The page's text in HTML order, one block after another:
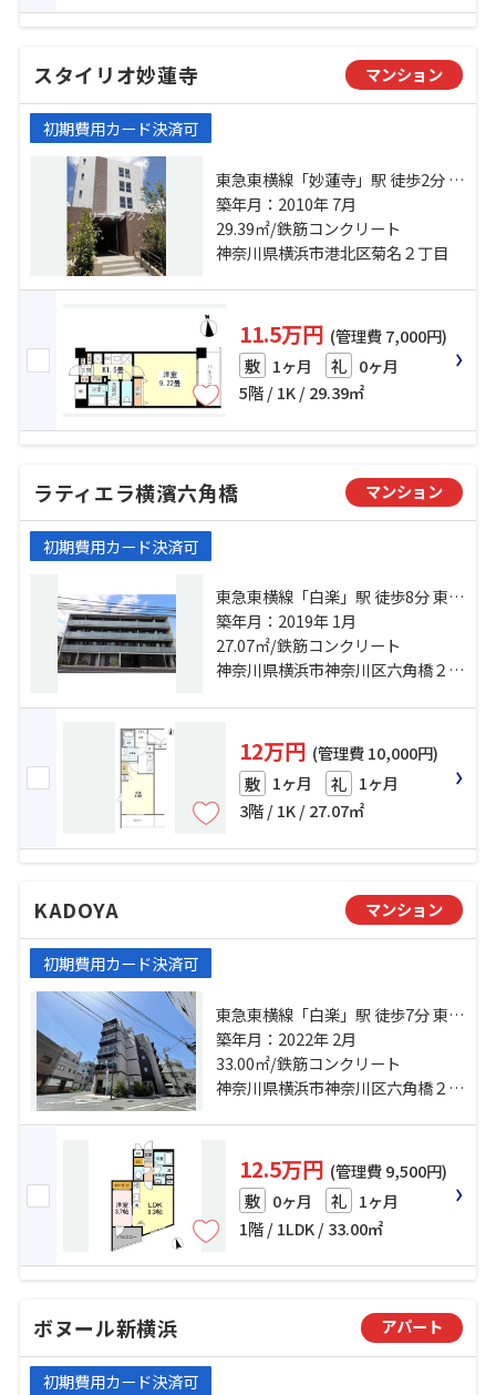
スタイリオ妙蓮寺 マンション
初期費用カード決済可
東急東横線「妙蓮寺」駅 徒歩2分 横
浜線「菊名」駅 徒歩18分 東急東横
線「白楽」駅 徒歩22分
築年月：2010年 7月
29.39㎡/鉄筋コンクリート
神奈川県横浜市港北区菊名２丁目
11.5万円 (管理費 7,000円)
敷 1ヶ月 礼 0ヶ月
5階 / 1K / 29.39㎡
ラティエラ横濱六角橋 マンション
初期費用カード決済可
東急東横線「白楽」駅 徒歩8分 東急
東横線「東白楽」駅 徒歩9分 ブルー
ライン「岸根公園」駅 徒歩17分
築年月：2019年 1月
27.07㎡/鉄筋コンクリート
神奈川県横浜市神奈川区六角橋２丁目
12万円 (管理費 10,000円)
敷 1ヶ月 礼 1ヶ月
3階 / 1K / 27.07㎡
KADOYA マンション
初期費用カード決済可
東急東横線「白楽」駅 徒歩7分 東急
東横線「東白楽」駅 徒歩9分 東海道
本線「横浜」駅 バス17分 六角橋中
町 停歩4分
築年月：2022年 2月
33.00㎡/鉄筋コンクリート
神奈川県横浜市神奈川区六角橋２丁目
12.5万円 (管理費 9,500円)
敷 0ヶ月 礼 1ヶ月
1階 / 1LDK / 33.00㎡
ボヌール新横浜 アパート
初期費用カード決済可